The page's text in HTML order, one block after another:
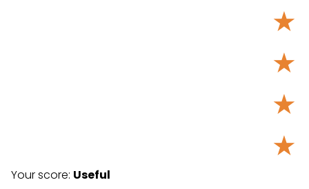
★
★
★
★
Your score: Useful